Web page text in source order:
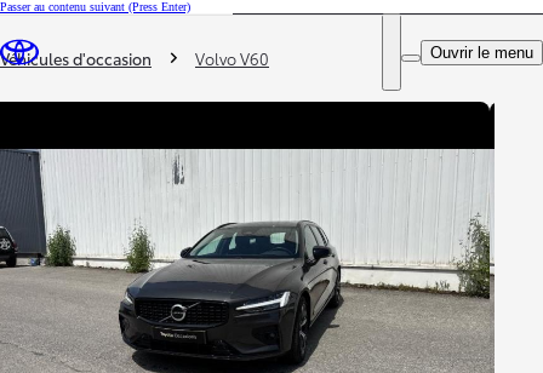
Passer au contenu suivant (Press Enter)
Trouvez un partenaire Toyota
DEALER NAME
Ouvrir le menu
Vous êtes ici
Véhicules d'occasion Volvo V60